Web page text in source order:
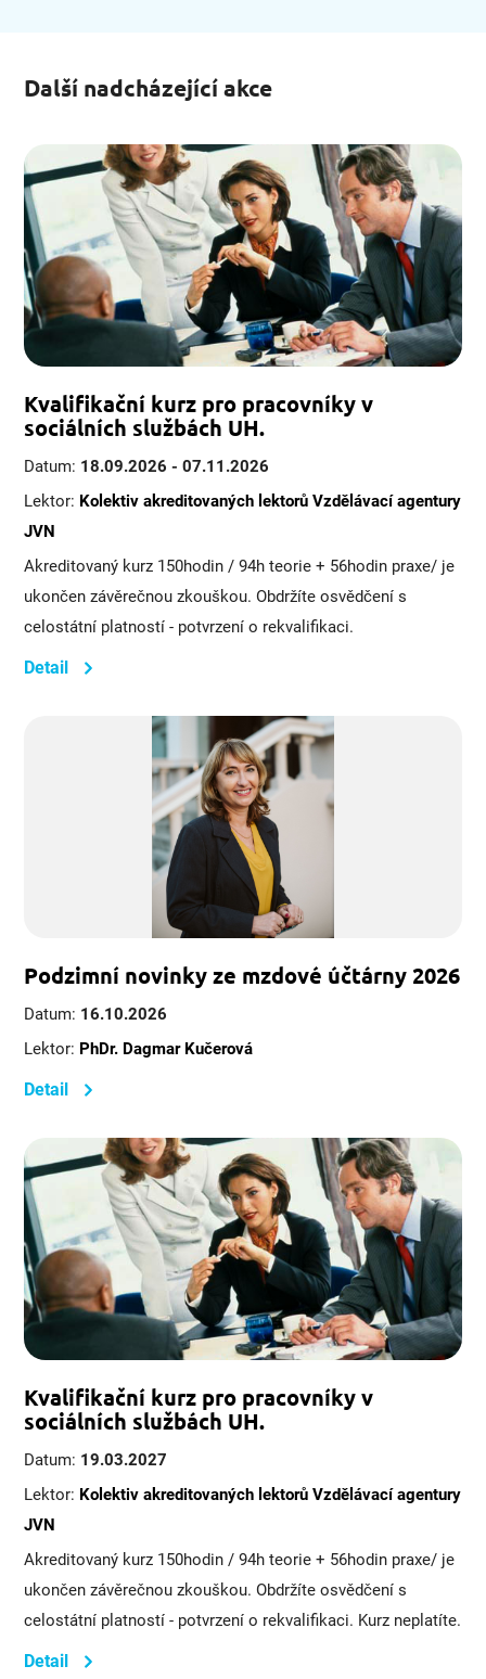
Další nadcházející akce
Kvalifikační kurz pro pracovníky v
sociálních službách UH.
Datum: 18.09.2026 - 07.11.2026
Lektor: Kolektiv akreditovaných lektorů Vzdělávací agentury
JVN
Akreditovaný kurz 150hodin / 94h teorie + 56hodin praxe/ je
ukončen závěrečnou zkouškou. Obdržíte osvědčení s
celostátní platností - potvrzení o rekvalifikaci.
Detail
Podzimní novinky ze mzdové účtárny 2026
Datum: 16.10.2026
Lektor: PhDr. Dagmar Kučerová
Detail
Kvalifikační kurz pro pracovníky v
sociálních službách UH.
Datum: 19.03.2027
Lektor: Kolektiv akreditovaných lektorů Vzdělávací agentury
JVN
Akreditovaný kurz 150hodin / 94h teorie + 56hodin praxe/ je
ukončen závěrečnou zkouškou. Obdržíte osvědčení s
celostátní platností - potvrzení o rekvalifikaci. Kurz neplatíte.
Detail